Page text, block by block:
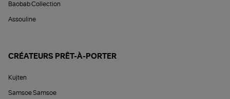
Baobab Collection
Assouline
CRÉATEURS PRÊT-À-PORTER
Kujten
Samsoe Samsoe